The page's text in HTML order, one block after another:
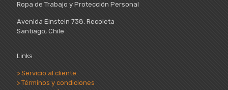
Ropa de Trabajo y Protección Personal
Avenida Einstein 738, Recoleta
Santiago, Chile
Links
> Servicio al cliente
> Términos y condiciones